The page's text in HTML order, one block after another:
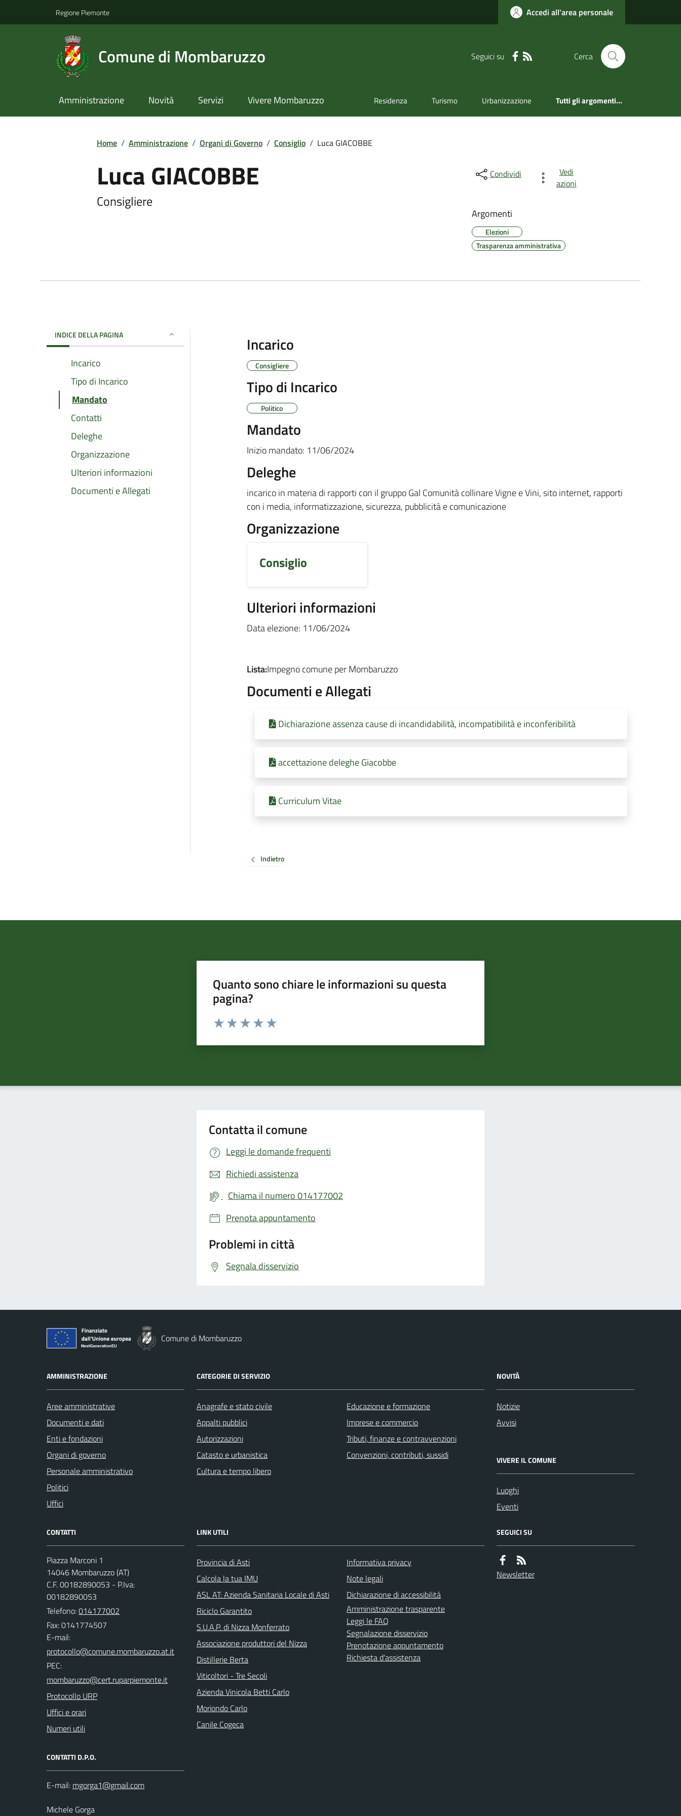
Regione Piemonte Accedi all'area personale
Comune di Mombaruzzo Seguici su Cerca
Amministrazione Novità Servizi Vivere Mombaruzzo Residenza Turismo Urbanizzazione Tutti gli argomenti...
Home / Amministrazione / Organi di Governo / Consiglio / Luca GIACOBBE
Luca GIACOBBE
Consigliere
Condividi
Vedi
azioni
Argomenti
Elezioni
Trasparenza amministrativa
INDICE DELLA PAGINA
Incarico
Tipo di Incarico
Mandato
Contatti
Deleghe
Organizzazione
Ulteriori informazioni
Documenti e Allegati
Incarico
Consigliere
Tipo di Incarico
Politico
Mandato
Inizio mandato: 11/06/2024
Deleghe
incarico in materia di rapporti con il gruppo Gal Comunità collinare Vigne e Vini, sito internet, rapporti
con i media, informatizzazione, sicurezza, pubblicità e comunicazione
Organizzazione
Consiglio
Ulteriori informazioni
Data elezione: 11/06/2024
Lista:Impegno comune per Mombaruzzo
Documenti e Allegati
Dichiarazione assenza cause di incandidabilità, incompatibilità e inconferibilità
accettazione deleghe Giacobbe
Curriculum Vitae
Indietro
Quanto sono chiare le informazioni su questa
pagina?
Valuta da 1 a 5 stelle la pagina
Contatta il comune
Leggi le domande frequenti
Richiedi assistenza
Chiama il numero 014177002
Prenota appuntamento
Problemi in città
Segnala disservizio
Comune di Mombaruzzo
AMMINISTRAZIONE
Aree amministrative
Documenti e dati
Enti e fondazioni
Organi di governo
Personale amministrativo
Politici
Uffici
CATEGORIE DI SERVIZIO
Anagrafe e stato civile
Appalti pubblici
Autorizzazioni
Catasto e urbanistica
Cultura e tempo libero
Educazione e formazione
Imprese e commercio
Tributi, finanze e contravvenzioni
Convenzioni, contributi, sussidi
NOVITÀ
Notizie
Avvisi
VIVERE IL COMUNE
Luoghi
Eventi
CONTATTI
Piazza Marconi 1
14046 Mombaruzzo (AT)
C.F. 00182890053 - P.Iva:
00182890053
Telefono:014177002
Fax: 0141774507
E-mail:
PEC:
Protocollo URP
Uffici e orari
Numeri utili
CONTATTI D.P.O.
E-mail:
Michele Gorga
LINK UTILI
Provincia di Asti
Calcola la tua IMU
ASL AT: Azienda Sanitaria Locale di Asti
Riciclo Garantito
S.U.A.P. di Nizza Monferrato
Associazione produttori del Nizza
Distillerie Berta
Viticoltori - Tre Secoli
Azienda Vinicola Betti Carlo
Moriondo Carlo
Canile Cogeca
Informativa privacy
Note legali
Dichiarazione di accessibilità
Amministrazione trasparente
Leggi le FAQ
Segnalazione disservizio
Prenotazione appuntamento
Richiesta d'assistenza
SEGUICI SU
Newsletter